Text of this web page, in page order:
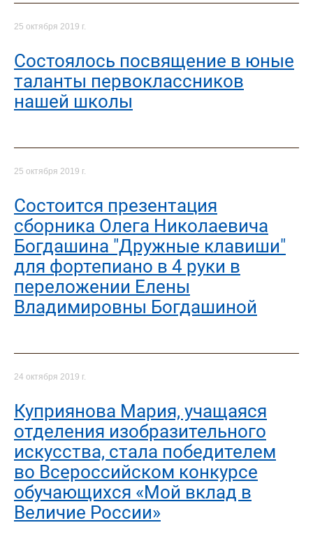
25 октября 2019 г.
Состоялось посвящение в юные
таланты первоклассников
нашей школы
25 октября 2019 г.
Состоится презентация
сборника Олега Николаевича
Богдашина "Дружные клавиши"
для фортепиано в 4 руки в
переложении Елены
Владимировны Богдашиной
24 октября 2019 г.
Куприянова Мария, учащаяся
отделения изобразительного
искусства, стала победителем
во Всероссийском конкурсе
обучающихся «Мой вклад в
Величие России»